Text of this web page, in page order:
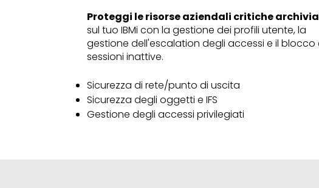
Proteggi le risorse aziendali critiche
sul tuo IBMi con la gestione dei profili utente, la
gestione dell'escalation degli accessi e il blocco
sessioni inattive.
Sicurezza di rete/punto di uscita
Sicurezza degli oggetti e IFS
Gestione degli accessi privilegiati